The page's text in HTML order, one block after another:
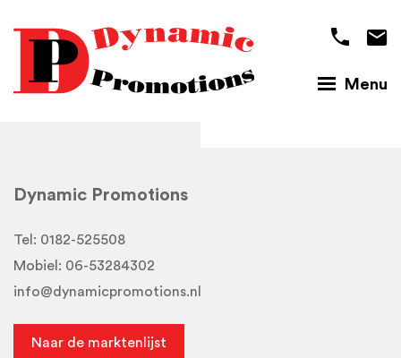
Menu
Dynamic Promotions
Tel: 0182-525508
Mobiel: 06-53284302
info@dynamicpromotions.nl
Naar de marktenlijst